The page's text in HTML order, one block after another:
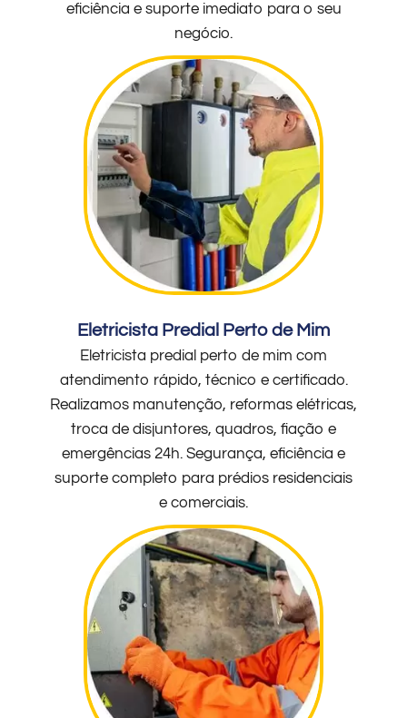
eficiência e suporte imediato para o seu
negócio.
Eletricista Predial Perto de Mim
Eletricista predial perto de mim com
atendimento rápido, técnico e certificado.
Realizamos manutenção, reformas elétricas,
troca de disjuntores, quadros, fiação e
emergências 24h. Segurança, eficiência e
suporte completo para prédios residenciais
e comerciais.